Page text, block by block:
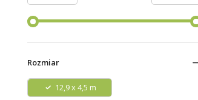
Rozmiar
12,9 x 4,5 m